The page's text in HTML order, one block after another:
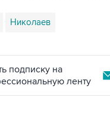
Николаев
подписку на
ленту